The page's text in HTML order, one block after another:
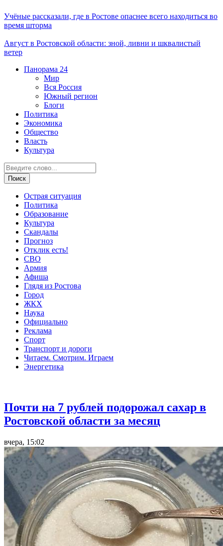
Учёные рассказали, где в Ростове опаснее всего находиться во
время шторма
Август в Ростовской области: зной, ливни и шквалистый
ветер
Панорама 24
Мир
Вся Россия
Южный регион
Блоги
Политика
Экономика
Общество
Власть
Культура
Острая ситуация
Политика
Образование
Культура
Скандалы
Прогноз
Отклик есть!
СВО
Армия
Афиша
Глядя из Ростова
Город
ЖКХ
Наука
Официально
Реклама
Спорт
Транспорт и дороги
Читаем. Смотрим. Играем
Энергетика
Почти на 7 рублей подорожал сахар в
Ростовской области за месяц
вчера, 15:02